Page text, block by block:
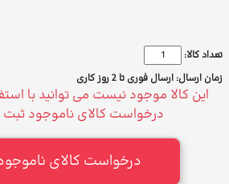
تعداد کالا:
زمان ارسال: ارسال فوری تا 2 روز کاری
این کالا موجود نیست می توانید با
درخواست کالای ناموجود ثبت